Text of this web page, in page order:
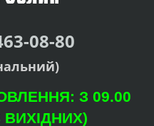
08-80
З 09.00
ВИХІДНИХ)